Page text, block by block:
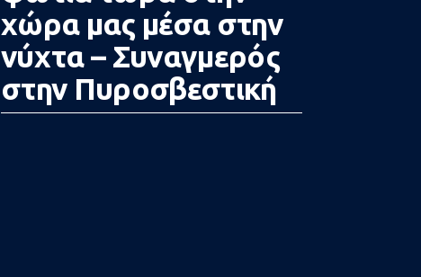
χώρα μας μέσα στην
νύχτα – Συναγμερός
στην Πυροσβεστική